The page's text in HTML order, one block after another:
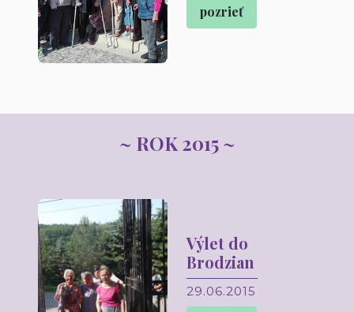
pozrieť
~ ROK 2015 ~
Výlet do
Brodzian
29.06.2015